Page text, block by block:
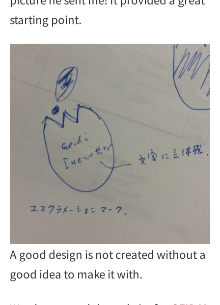
starting point.
A good design is not created without a
good idea to make it with.